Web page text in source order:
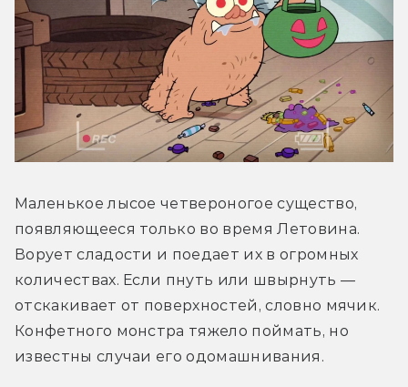
Маленькое лысое четвероногое существо,
появляющееся только во время Летовина.
Ворует сладости и поедает их в огромных
количествах. Если пнуть или швырнуть —
отскакивает от поверхностей, словно мячик.
Конфетного монстра тяжело поймать, но
известны случаи его одомашнивания.